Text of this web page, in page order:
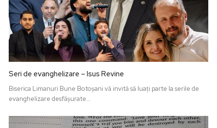
Seri de evanghelizare – Isus Revine
Biserica Limanuri Bune Botoșani vă invită să luați parte la serile de
evanghelizare desfășurate...